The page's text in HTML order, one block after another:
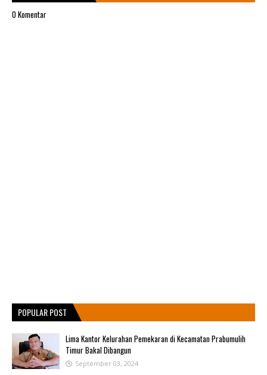
0 Komentar
POPULAR POST
Lima Kantor Kelurahan Pemekaran di Kecamatan Prabumulih
Timur Bakal Dibangun
September 03, 2024